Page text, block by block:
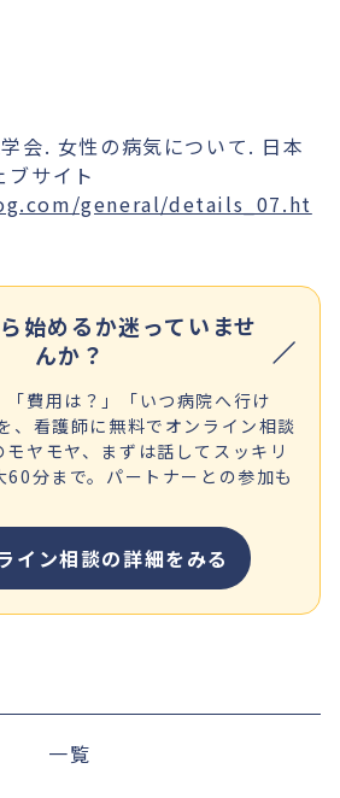
会. 女性の病気について. 日本
ブサイト
general/details_07.ht
始めるか迷っていませ
んか？
「費用は？」「いつ病院へ行け
、看護師に無料でオンライン相談
ヤモヤ、まずは話してスッキリ
60分まで。パートナーとの参加も
イン相談の詳細をみる
一覧